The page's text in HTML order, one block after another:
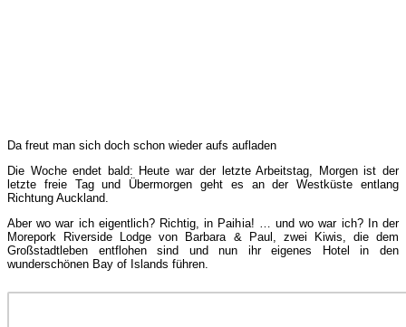
Da freut man sich doch schon wieder aufs aufladen
Die Woche endet bald: Heute war der letzte Arbeitstag, Morgen ist der
letzte freie Tag und Übermorgen geht es an der Westküste entlang
Richtung Auckland.
Aber wo war ich eigentlich? Richtig, in Paihia!
… und wo war ich? In der
Morepork Riverside Lodge von Barbara & Paul, zwei Kiwis, die dem
Großstadtleben entflohen sind und nun ihr eigenes Hotel in den
wunderschönen Bay of Islands führen.